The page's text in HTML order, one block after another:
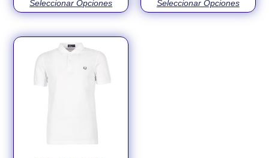
Seleccionar Opciones
Seleccionar Opciones